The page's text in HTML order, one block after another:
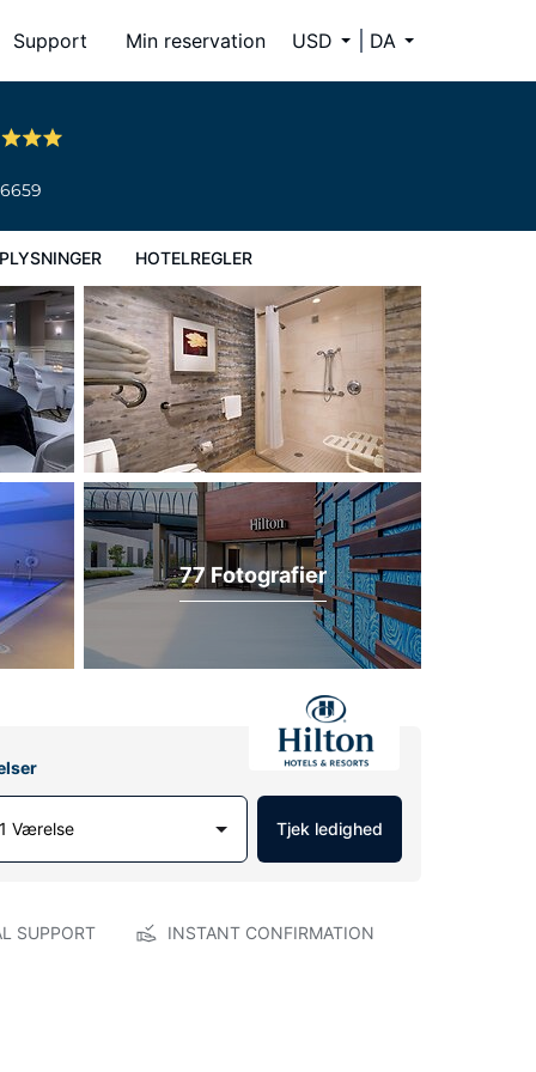
Support Min reservation USD DA
HOTELREGLER
77 Fotografier
1 Værelse Tjek ledighed
SUPPORT INSTANT CONFIRMATION